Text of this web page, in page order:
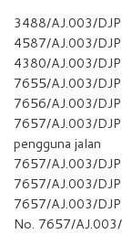
3488/AJ.003/
4587/AJ.003/
4380/AJ.003/
7655/AJ.003/
7656/AJ.003/
7657/AJ.003/
pengguna jalan
7657/AJ.003/
7657/AJ.003/
7657/AJ.003/
No. 7657/